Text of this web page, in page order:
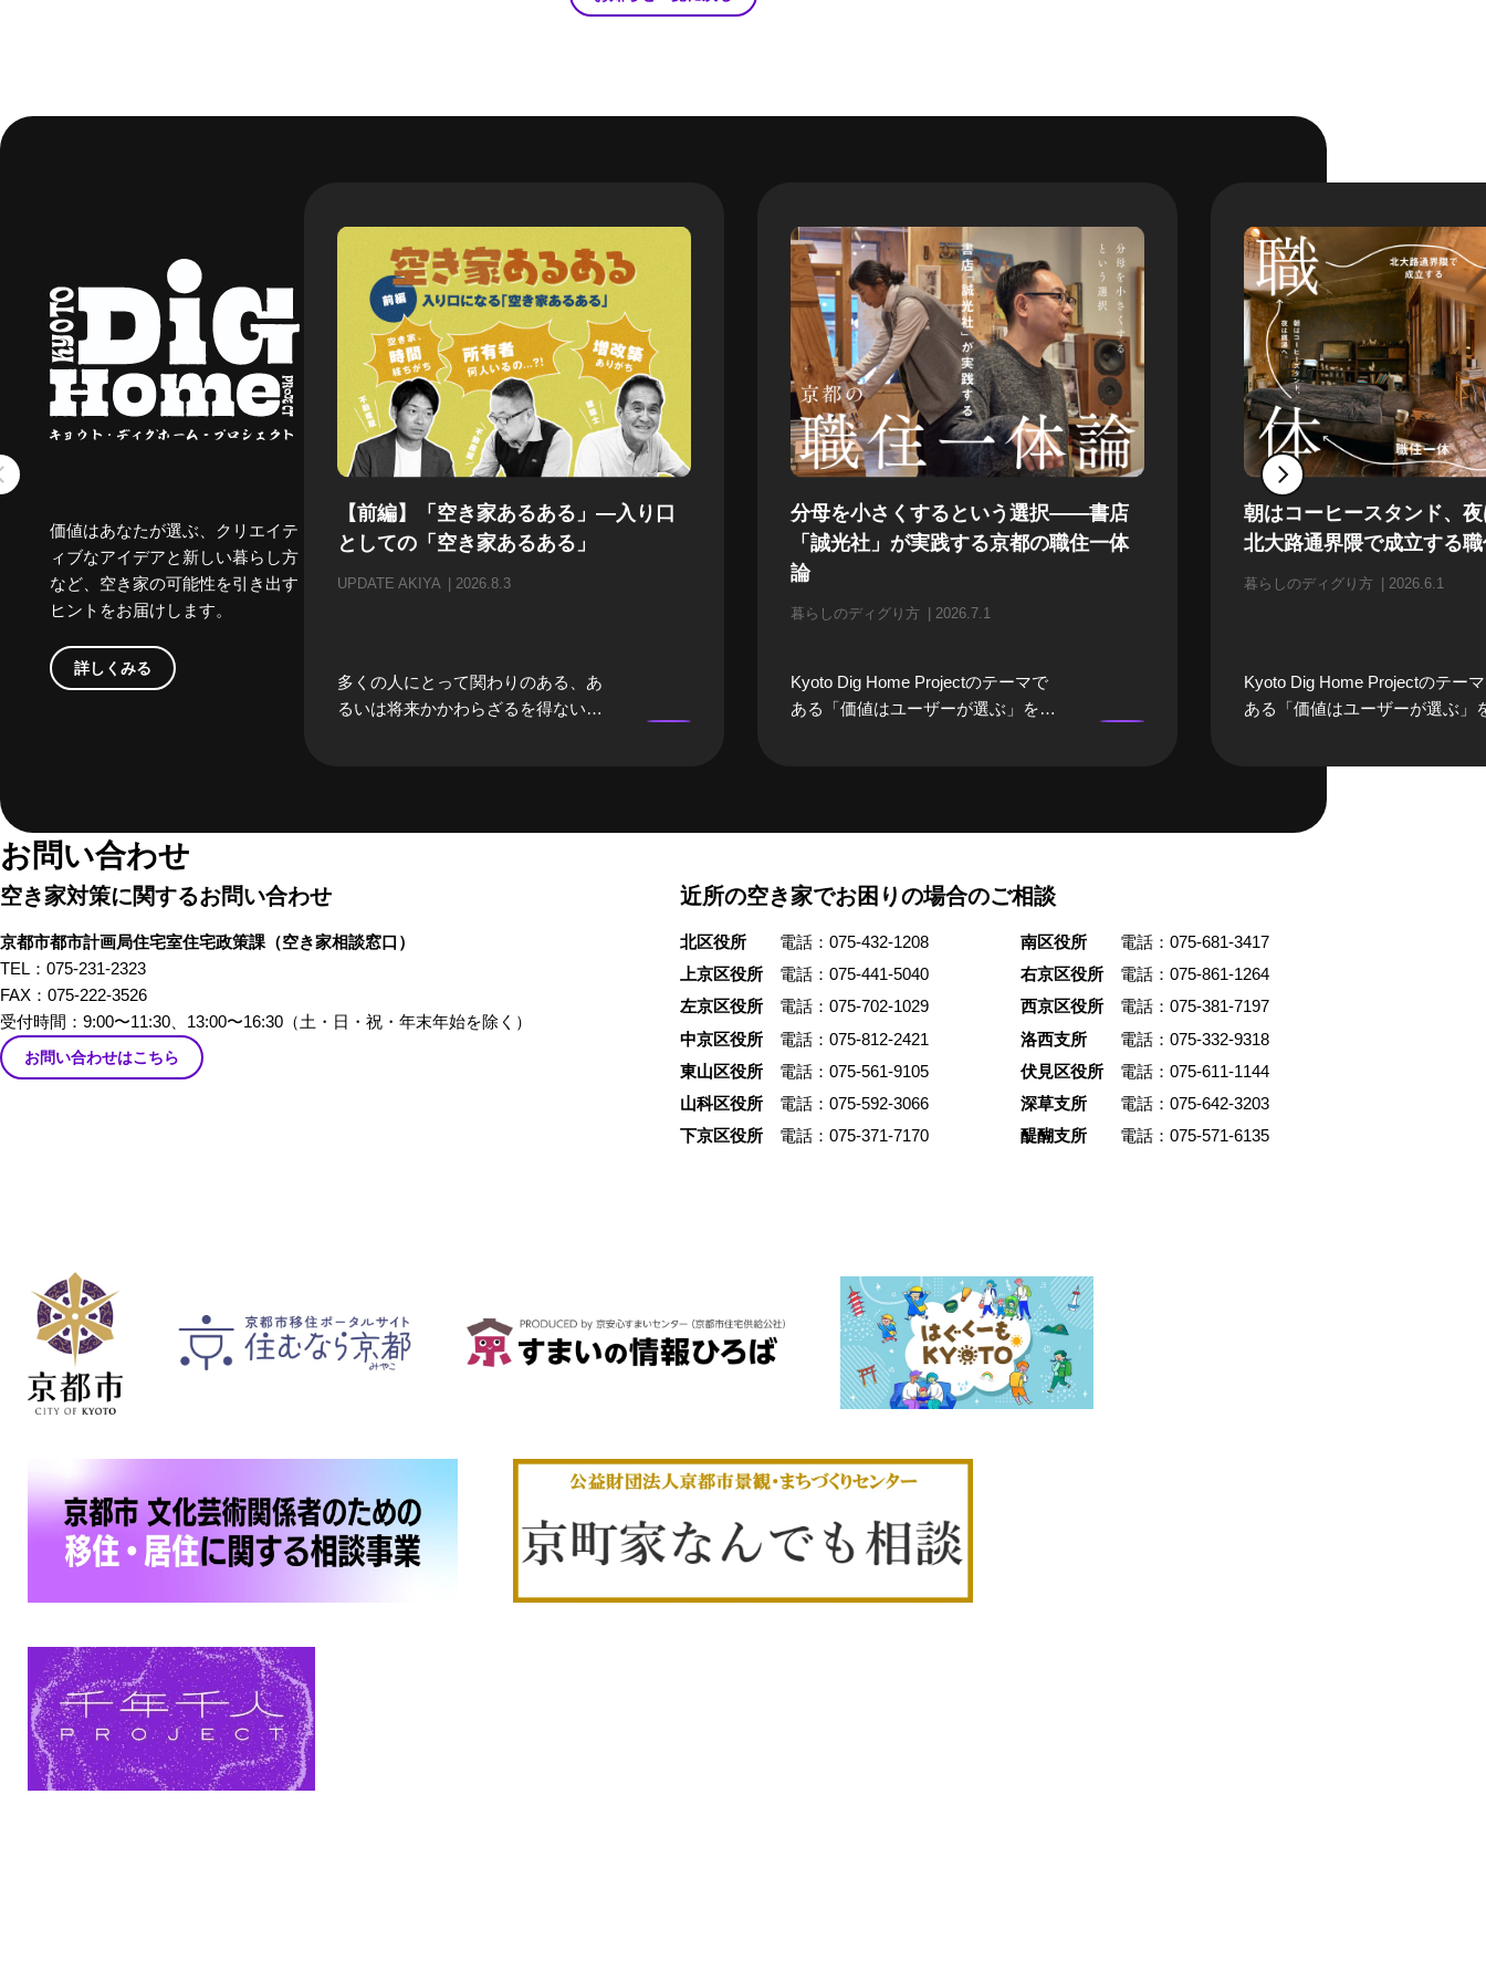
価値はあなたが選ぶ、クリエイテ
ィブなアイデアと新しい暮らし方
など、空き家の可能性を引き出す
ヒントをお届けします。
詳しくみる
【前編】「空き家あるある」—入り口
としての「空き家あるある」
UPDATE AKIYA 2026.8.3
多くの人にとって関わりのある、あ
るいは将来かかわらざるを得ない
したときにすぐ思い浮かぶ職業の
分母を小さくするという選択——書店
「誠光社」が実践する京都の職住一体
論
暮らしのディグり方 2026.7.1
Kyoto Dig Home Projectのテーマで
ある「価値はユーザーが選ぶ」を実
暮らしを10年にわたって続けていま
立させるため、篤史さんが選んだの
は「分母を小さくする」という選択
でした。限られた予算の中で、装飾
するのではなく、合理性の帰結とし
て空間を立ち上げる。そして住まい
と仕事場をひとつにすることで、暮
らしと商いを切り離さずに続けてい
く。 そのあり方は、京都のまちに残
朝はコーヒースタンド、
北大路通界隈で成立する
暮らしのディグり方 2026.6.1
Kyoto Dig Home Projectのテー
ある「価値はユーザーが選ぶ」
の元理髪店の建物を改修し、そ
ースタンドに行き、仕事が終わ
銭湯へ、休日は鴨川へ」という
の生活の絵が浮かんだことから
ら自ら進め、解体現場から引き
た大理石や古材を再利用。建物
憶を受け継ぎつつ、住まいと仕
お問い合わせ
空き家対策に関するお問い合わせ
京都市都市計画局住宅室住宅政策課 （空き家相談窓口）
TEL：075-231-2323
FAX：075-222-3526
受付時間：9:00〜11:30、13:00〜16:30 （土・日・祝・年末年始を除く）
お問い合わせはこちら
近所の空き家でお困りの場合のご相談
北区役所
電話：075-432-1208
上京区役所
電話：075-441-5040
左京区役所
電話：075-702-1029
中京区役所
電話：075-812-2421
東山区役所
電話：075-561-9105
山科区役所
電話：075-592-3066
下京区役所
電話：075-371-7170
南区役所
電話：075-681-3417
右京区役所
電話：075-861-1264
西京区役所
電話：075-381-7197
洛西支所
電話：075-332-9318
伏見区役所
電話：075-611-1144
深草支所
電話：075-642-3203
醍醐支所
電話：075-571-6135